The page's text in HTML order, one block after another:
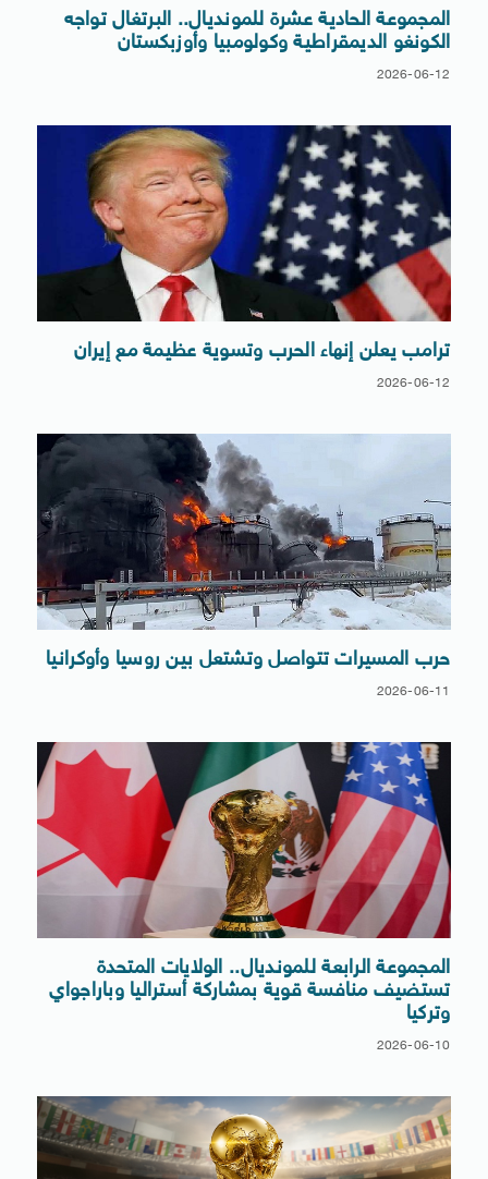
المجموعة الحادية عشرة للمونديال.. البرتغال تواجه
الكونغو الديمقراطية وكولومبيا وأوزبكستان
2026-06-12
ترامب يعلن إنهاء الحرب وتسوية عظيمة مع إيران
2026-06-12
حرب المسيرات تتواصل وتشتعل بين روسيا وأوكرانيا
2026-06-11
المجموعة الرابعة للمونديال.. الولايات المتحدة
تستضيف منافسة قوية بمشاركة أستراليا وباراجواي
وتركيا
2026-06-10